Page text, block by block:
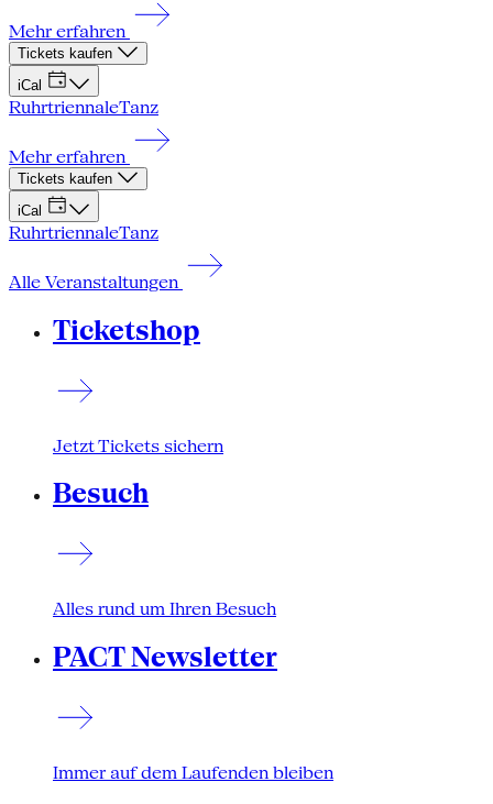
Mehr erfahren
Tickets kaufen
iCal
RuhrtriennaleTanz
Mehr erfahren
Tickets kaufen
iCal
RuhrtriennaleTanz
Alle Veranstaltungen
Ticketshop
Jetzt Tickets sichern
Besuch
Alles rund um Ihren Besuch
PACT Newsletter
Immer auf dem Laufenden bleiben